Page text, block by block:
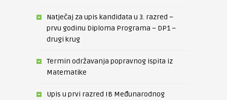
Natječaj za upis kandidata u 3. razred –
prvu godinu Diploma Programa – DP1 –
drugi krug
Termin održavanja popravnog ispita iz
Matematike
Upis u prvi razred IB Međunarodnog